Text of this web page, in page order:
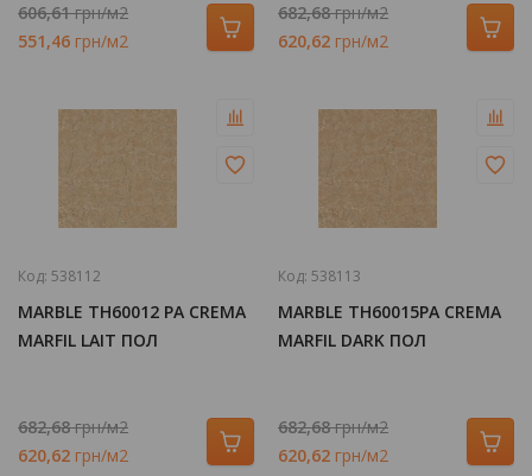
606,61грн/м2
551,46 грн/м2
682,68грн/м2
620,62 грн/м2
Код: 538112
MARBLE TH60012 PA CREMA
MARFIL LAIT ПОЛ
682,68грн/м2
620,62 грн/м2
Код: 538113
MARBLE TH60015PA CREMA
MARFIL DARK ПОЛ
682,68грн/м2
620,62 грн/м2